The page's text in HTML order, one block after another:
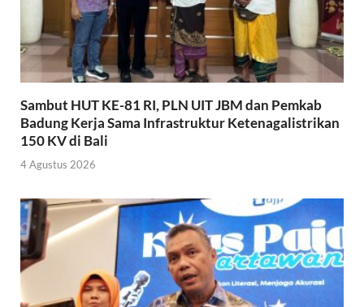
Sambut HUT KE-81 RI, PLN UIT JBM dan Pemkab
Badung Kerja Sama Infrastruktur Ketenagalistrikan
150 KV di Bali
4 Agustus 2026